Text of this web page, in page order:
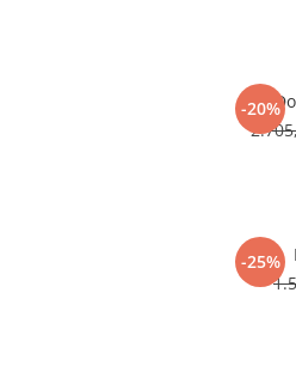
-20%
-25%